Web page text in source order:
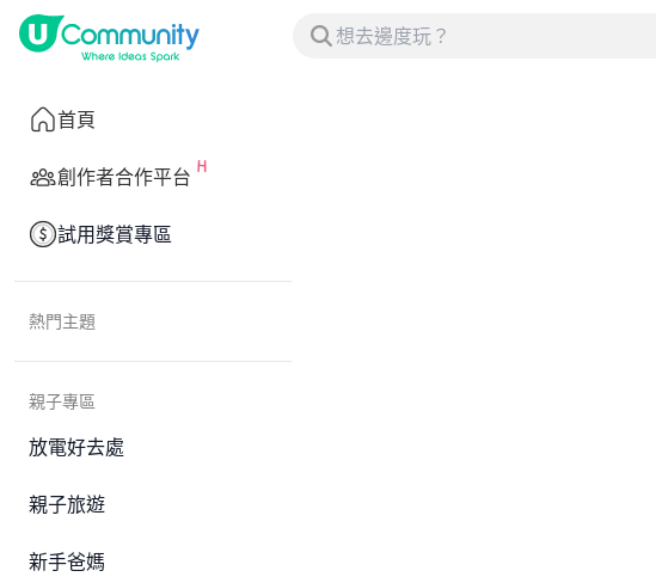
首頁
創作者合作平台
試用獎賞專區
熱門主題
親子專區
放電好去處
親子旅遊
新手爸媽